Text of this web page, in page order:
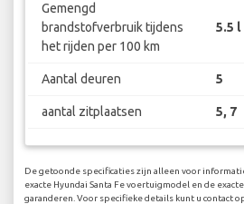
Gemengd
brandstofverbruik tijdens
het rijden per 100 km
5.5 l
Aantal deuren 5
aantal zitplaatsen 5, 7
De getoonde specificaties zijn alleen voor
exacte Hyundai Santa Fe voertuigmodel en de
garanderen. Voor specifieke details kunt u contact